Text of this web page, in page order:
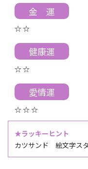
金 運
☆ ☆
健康運
☆ ☆
愛情運
☆ ☆ ☆
★ラッキーヒント
カツサンド 絵文字ス